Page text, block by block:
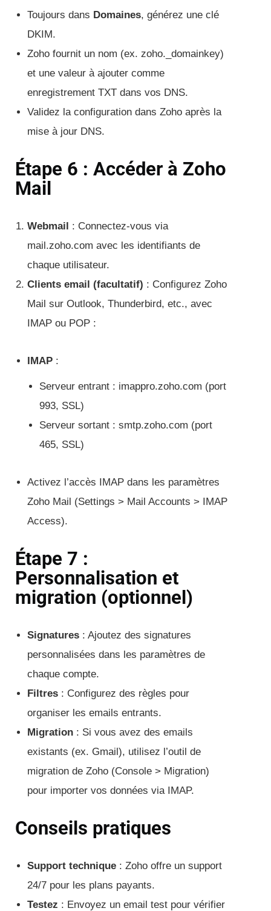
Toujours dans Domaines, générez une clé
DKIM.
Zoho fournit un nom (ex. zoho._domainkey)
et une valeur à ajouter comme
enregistrement TXT dans vos DNS.
Validez la configuration dans Zoho après la
mise à jour DNS.
Étape 6 : Accéder à Zoho
Mail
Webmail : Connectez-vous via
mail.zoho.com avec les identifiants de
chaque utilisateur.
Clients email (facultatif) : Configurez Zoho
Mail sur Outlook, Thunderbird, etc., avec
IMAP ou POP :
IMAP :
Serveur entrant : imappro.zoho.com (port
993, SSL)
Serveur sortant : smtp.zoho.com (port
465, SSL)
Activez l’accès IMAP dans les paramètres
Zoho Mail (Settings > Mail Accounts > IMAP
Access).
Étape 7 :
Personnalisation et
migration (optionnel)
Signatures : Ajoutez des signatures
personnalisées dans les paramètres de
chaque compte.
Filtres : Configurez des règles pour
organiser les emails entrants.
Migration : Si vous avez des emails
existants (ex. Gmail), utilisez l’outil de
migration de Zoho (Console > Migration)
pour importer vos données via IMAP.
Conseils pratiques
Support technique : Zoho offre un support
24/7 pour les plans payants.
Testez : Envoyez un email test pour vérifier